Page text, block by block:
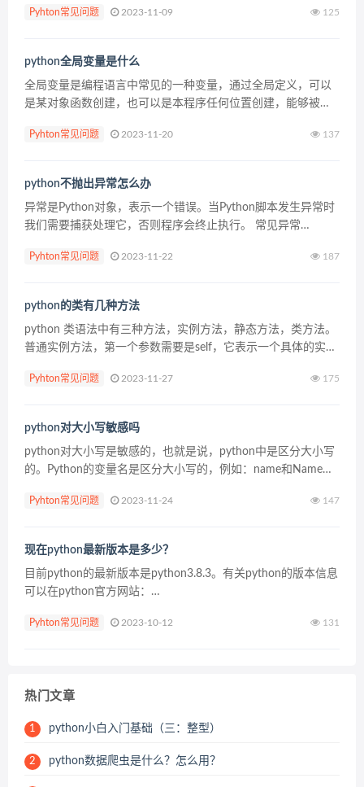
mysqld_install ...
Pyhton常见问题 2023-11-09 125
python全局变量是什么
全局变量是编程语言中常见的一种变量，通过全局定义，可以
是某对象函数创建，也可以是本程序任何位置创建，能够被本
序的变量共享，简化了添加和修改的程序。 Python也具有...
Pyhton常见问题 2023-11-20 137
python不抛出异常怎么办
异常是Python对象，表示一个错误。当Python脚本发生异常时
我们需要捕获处理它，否则程序会终止执行。 常见异常
Pyhton常见问题 2023-11-22 187
python的类有几种方法
python 类语法中有三种方法，实例方法，静态方法，类方法。
普通实例方法，第一个参数需要是self，它表示一个具体的实例
这个方法当成一个普通的...
Pyhton常见问题 2023-11-27 175
python对大小写敏感吗
python对大小写是敏感的，也就是说，python中是区分大小写
的。Python的变量名是区分大小写的，例如：name和Name就
始时，就会接触...
Pyhton常见问题 2023-11-24 147
现在python最新版本是多少？
目前python的最新版本是python3.8.3。有关python的版本信息
可以在python官方网站：
站：https:/...
Pyhton常见问题 2023-10-12 131
热门文章
1 python小白入门基础（三：整型）
2 python数据爬虫是什么？怎么用？